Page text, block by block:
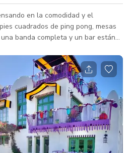
en la comodidad y el
cuadrados de ping pong, mesas
banda completa y un bar están
la forma y función de tu
fiesta de cóctel elegante hasta una
empleados, las posibilidades son
TOMAR FOTO